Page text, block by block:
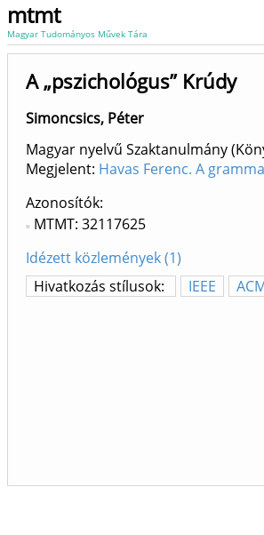
mtmt
Magyar Tudományos Művek Tára
A „pszichológus” Krúdy
Simoncsics, Péter
Magyar nyelvű Szaktanulmány
Megjelent: Havas Ferenc. A
Azonosítók
MTMT: 32117625
Idézett közlemények (1)
Hivatkozás stílusok:
IEEE